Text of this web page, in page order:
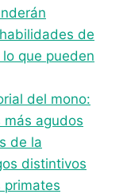
de
que pueden
del mono:
agudos
de la
distintivos
primates